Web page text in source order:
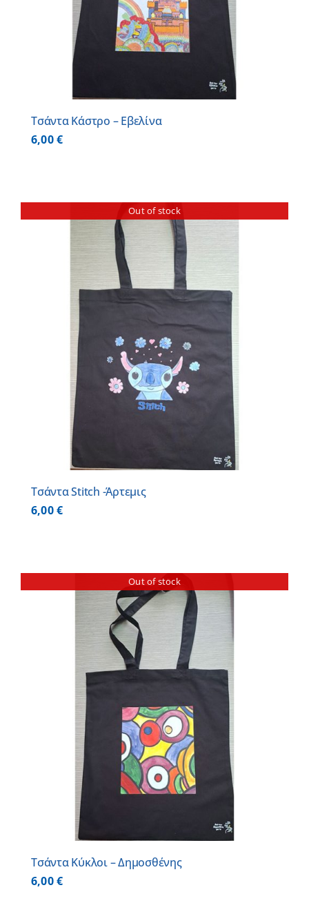
Τσάντα Κάστρο – Εβελίνα
6,00€
Out of stock
Τσάντα Stitch -Άρτεμις
6,00€
Out of stock
Τσάντα Κύκλοι – Δημοσθένης
6,00€